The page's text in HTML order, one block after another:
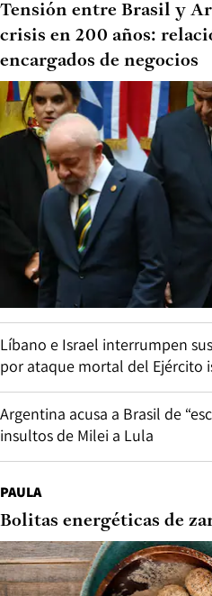
Tensión entre Brasil y
crisis en 200 años:
encargados de negocios
Líbano e Israel interrumpen
por ataque mortal del Ejército
Argentina acusa a Brasil de
insultos de Milei a Lula
PAULA
Bolitas energéticas de